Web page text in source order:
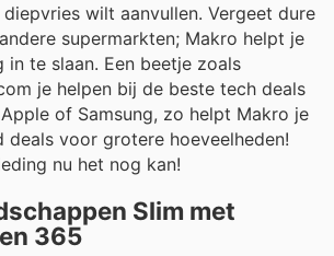
wilt aanvullen. Vergeet dure
supermarkten; Makro helpt je
in te slaan. Een beetje zoals
je helpen bij de beste tech deals
of Samsung, zo helpt Makro je
voor grotere hoeveelheden!
nu het nog kan!
Slim met
365